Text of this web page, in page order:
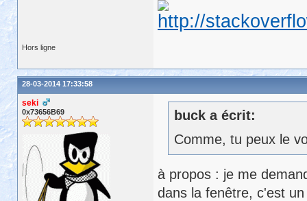
Hors ligne
28-03-2014 17:33:58
seki
0x73656B69
buck a écrit:
Comme, tu peux le
à propos : je me
dans la fenêtre, c'est